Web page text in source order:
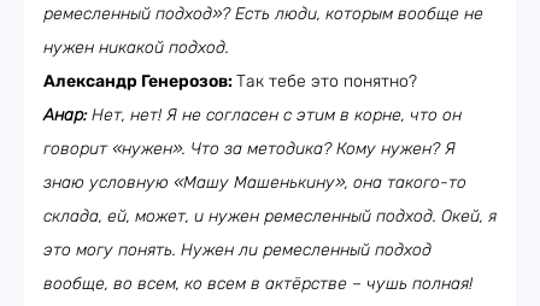
ремесленный подход»? Есть люди, которым вообще не
нужен никакой подход.
Александр Генерозов:Так тебе это понятно?
Анар:Нет, нет! Я не согласен с этим в корне, что он
говорит «нужен». Что за методика? Кому нужен? Я
знаю условную «Машу Машенькину», она такого-то
склада, ей, может, и нужен ремесленный подход. Окей, я
это могу понять. Нужен ли ремесленный подход
вообще, во всем, ко всем в актёрстве – чушь полная!